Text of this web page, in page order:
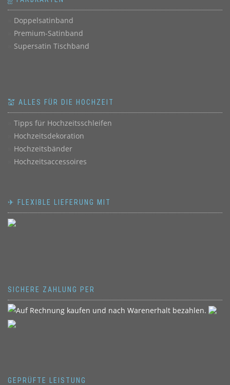
Doppelsatinband
Premium-Satinband
Supersatin Tischband
💒 ALLES FÜR DIE HOCHZEIT
Tipps für Hochzeitsschleifen
Hochzeitsdekoration
Hochzeitsbänder
Hochzeitsaccessoires
✈ FLEXIBLE LIEFERUNG MIT
SICHERE ZAHLUNG PER
GEPRÜFTE LEISTUNG